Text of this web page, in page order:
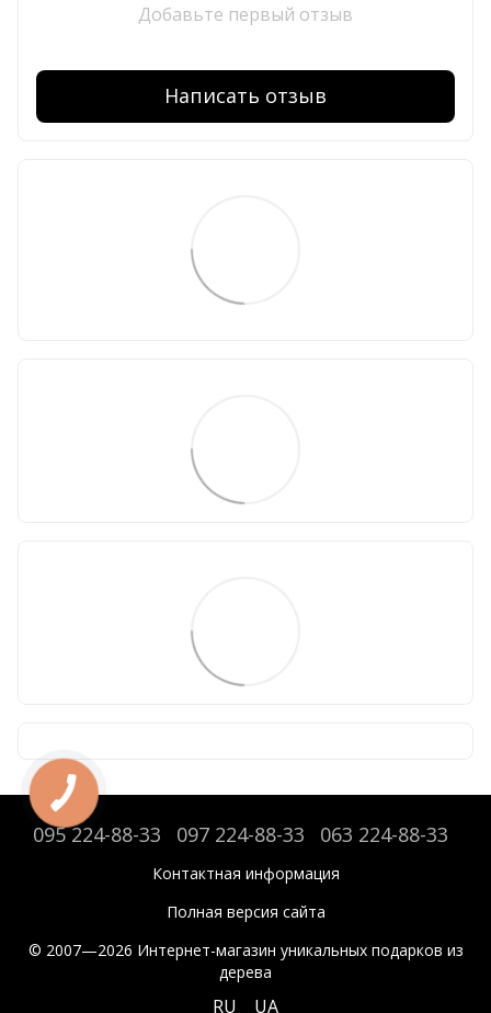
Добавьте первый отзыв
Написать отзыв
095 224-88-33 097 224-88-33 063 224-88-33
Контактная информация
Полная версия сайта
© 2007—2026 Интернет-магазин уникальных подарков из
дерева
RU UA